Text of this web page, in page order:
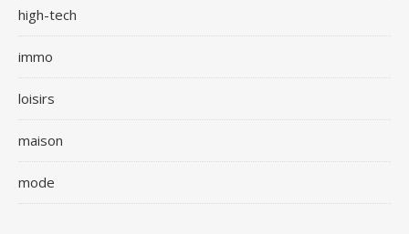
high-tech
immo
loisirs
maison
mode